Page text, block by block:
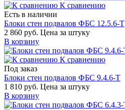
К сравнению
Есть в наличии
Блоки стен подвалов ФБС 12.5.6-Т
2 860 руб. Цена за штуку
В корзину
К сравнению
Под заказ
Блоки стен подвалов ФБС 9.4.6-Т
1 810 руб. Цена за штуку
В корзину